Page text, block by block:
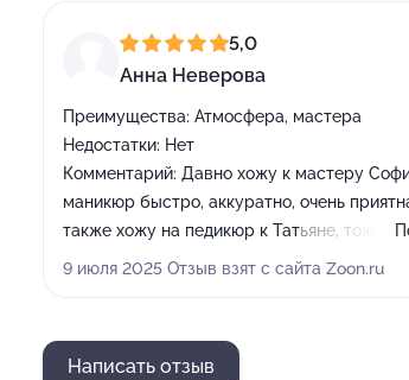
5,0
Анна Неверова
Преимущества: Атмосфера, мастера
Недостатки: Нет
Комментарий: Давно хожу к мастеру
маникюр быстро, аккуратно, очень
также хожу на педикюр к Татьяне, тоже
замечательный мастер, рекомендую!
9 июля 2025 Отзыв взят с сайта Zoon.ru
Написать отзыв